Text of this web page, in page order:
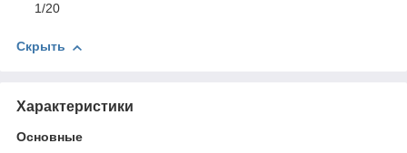
1/20
Скрыть
Характеристики
Основные